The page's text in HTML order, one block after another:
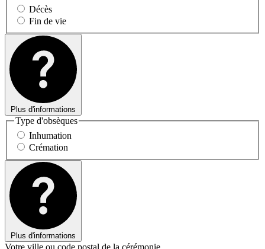
Décès
Fin de vie
Plus d'informations
Type d'obsèques
Inhumation
Crémation
Plus d'informations